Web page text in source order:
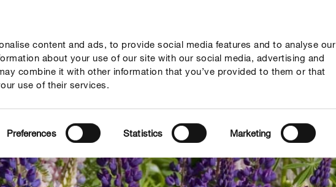
content and ads, to provide social media features and to analyse our
about your use of our site with our social media, advertising and
combine it with other information that you’ve provided to them or that
use of their services.
Preferences Statistics Marketing
Гайд Компанія Зв'язок